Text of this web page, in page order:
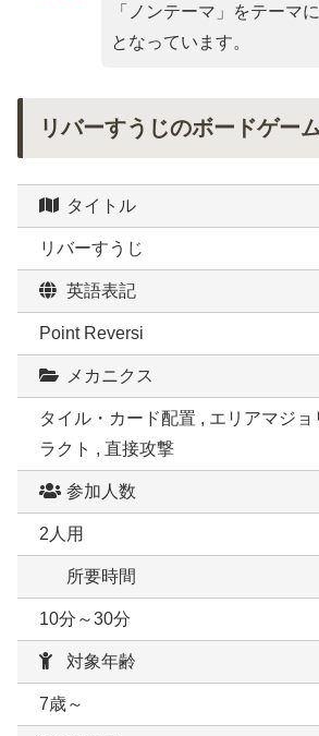
「 ノンテーマ 」をテーマ
となっています。
リバーすうじのボードゲー
タイトル
リバーすうじ
英語表記
Point Reversi
メカニクス
タイル・カード配置 , エリアマジョ
ラクト , 直接攻撃
参加人数
2人用
所要時間
10分～30分
対象年齢
7歳～